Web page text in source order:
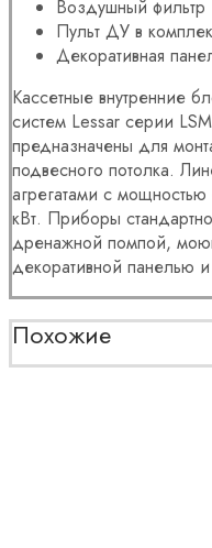
Воздушный фильтр
Пульт ДУ в
Декоративная
Кассетные внутренние
систем Lessar серии
предназначены для
подвесного потолка.
агрегатами с
кВт. Приборы
дренажной помпой,
декоративной панелью
Похожие